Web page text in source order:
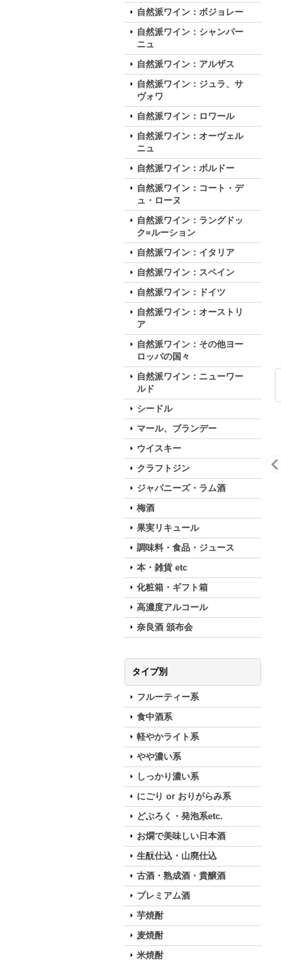
自然派ワイン：ボジョレー
自然派ワイン：シャンパー
ニュ
自然派ワイン：アルザス
自然派ワイン：ジュラ、サ
ヴォワ
自然派ワイン：ロワール
自然派ワイン：オーヴェル
ニュ
自然派ワイン：ボルドー
自然派ワイン：コート・デ
ュ・ローヌ
自然派ワイン：ラングドッ
ク=ルーション
自然派ワイン：イタリア
自然派ワイン：スペイン
自然派ワイン：ドイツ
自然派ワイン：オーストリ
ア
自然派ワイン：その他ヨー
ロッパの国々
自然派ワイン：ニューワー
ルド
シードル
マール、ブランデー
ウイスキー
クラフトジン
ジャパニーズ・ラム酒
梅酒
果実リキュール
調味料・食品・ジュース
本・雑貨 etc
化粧箱・ギフト箱
高濃度アルコール
奈良酒 頒布会
タイプ別
フルーティー系
食中酒系
軽やかライト系
やや濃い系
しっかり濃い系
にごり or おりがらみ系
どぶろく・発泡系etc.
お燗で美味しい日本酒
生酛仕込・山廃仕込
古酒・熟成酒・貴醸酒
プレミアム酒
芋焼酎
麦焼酎
米焼酎